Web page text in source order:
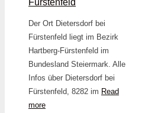
Der Ort Dietersdorf bei
Fürstenfeld liegt im Bezirk
Hartberg-Fürstenfeld im
Bundesland Steiermark. Alle
Infos über Dietersdorf bei
Fürstenfeld, 8282 im Read
more